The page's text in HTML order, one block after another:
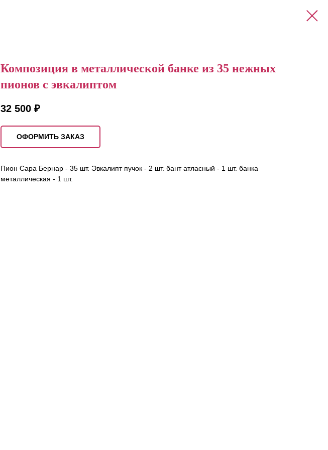
Композиция в металлической банке из 35 нежных
пионов с эвкалиптом
32 500 ₽
ОФОРМИТЬ ЗАКАЗ
Пион Сара Бернар - 35 шт. Эвкалипт пучок - 2 шт. бант атласный - 1 шт. банка
металлическая - 1 шт.